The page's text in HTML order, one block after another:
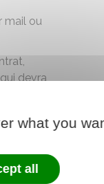
mail ou
devra
adresse
what you
all